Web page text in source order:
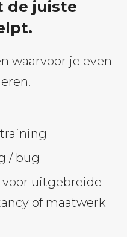
de juiste
waarvoor je even
/ bug
voor uitgebreide
of maatwerk